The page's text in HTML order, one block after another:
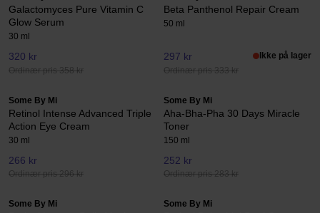
Galactomyces Pure Vitamin C
Glow Serum
30 ml
320 kr
Ordinær pris 358 kr
Beta Panthenol Repair Cream
50 ml
297 kr
Ordinær pris 333 kr
Ikke på lager
Some By Mi
Retinol Intense Advanced Triple
Action Eye Cream
30 ml
266 kr
Ordinær pris 296 kr
Some By Mi
Aha-Bha-Pha 30 Days Miracle
Toner
150 ml
252 kr
Ordinær pris 283 kr
Some By Mi Some By Mi